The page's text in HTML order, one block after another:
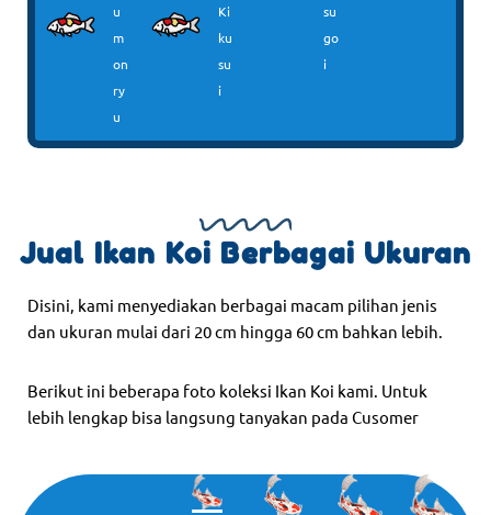
u
m
on
ry
u
Ki
ku
su
i
su
go
i
Jual Ikan Koi Berbagai Ukuran
Disini, kami menyediakan berbagai macam pilihan jenis
dan ukuran mulai dari 20 cm hingga 60 cm bahkan lebih.
Berikut ini beberapa foto koleksi Ikan Koi kami. Untuk
lebih lengkap bisa langsung tanyakan pada Cusomer